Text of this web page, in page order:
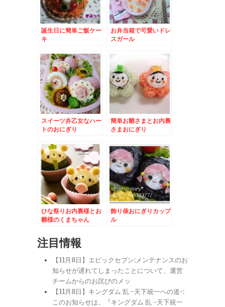
誕生日に簡単ご飯ケー
キ
お弁当箱で可愛いドレ
スガール
スイーツ弁乙女なハー
トのおにぎり
簡単お雛さまとお内裏
さまおにぎり
ひな祭りお内裏様とお
雛様のくまちゃん
飾り俵おにぎりカップ
ル
注目情報
【11月8日】エピックセブン:メンテナンスのお
知らせが遅れてしまったことについて、運営
チームからのお詫びのメッ
【11月8日】キングダム 乱 -天下統一への道-:
このお知らせは、『キングダム 乱 -天下統一